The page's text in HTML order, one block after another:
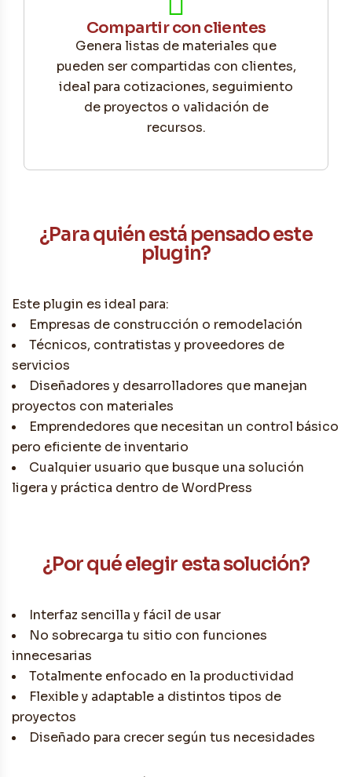
Compartir con clientes
Genera listas de materiales que
pueden ser compartidas con clientes,
ideal para cotizaciones, seguimiento
de proyectos o validación de
recursos.
¿Para quién está pensado este
plugin?
Este plugin es ideal para:
Empresas de construcción o remodelación
Técnicos, contratistas y proveedores de
servicios
Diseñadores y desarrolladores que manejan
proyectos con materiales
Emprendedores que necesitan un control básico
pero eficiente de inventario
Cualquier usuario que busque una solución
ligera y práctica dentro de WordPress
¿Por qué elegir esta solución?
Interfaz sencilla y fácil de usar
No sobrecarga tu sitio con funciones
innecesarias
Totalmente enfocado en la productividad
Flexible y adaptable a distintos tipos de
proyectos
Diseñado para crecer según tus necesidades